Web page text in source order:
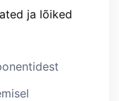
ja lõiked